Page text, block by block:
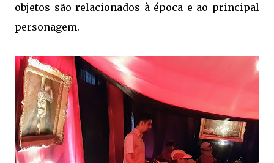
objetos são relacionados à época e ao principal
personagem.